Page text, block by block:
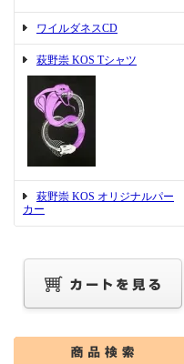
ワイルダネスCD
萩野崇 KOS Tシャツ
萩野崇 KOS オリジナルパー
カー